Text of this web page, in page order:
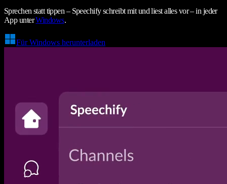
Sprechen statt tippen – Speechify schreibt mit und liest alles vor – in jeder
App unterWindows.
Für Windows herunterladen